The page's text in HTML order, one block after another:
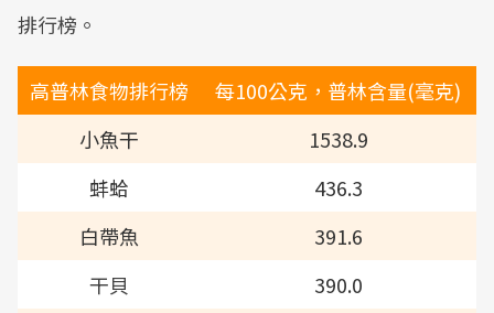
排行榜。
高普林食物排行榜
每100公克，普林含量(毫克)
小魚干
1538.9
蚌蛤
436.3
白帶魚
391.6
干貝
390.0